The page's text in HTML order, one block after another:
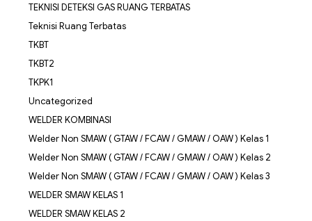
TEKNISI DETEKSI GAS RUANG TERBATAS
Teknisi Ruang Terbatas
TKBT
TKBT2
TKPK1
Uncategorized
WELDER KOMBINASI
Welder Non SMAW ( GTAW / FCAW / GMAW / OAW ) Kelas 1
Welder Non SMAW ( GTAW / FCAW / GMAW / OAW ) Kelas 2
Welder Non SMAW ( GTAW / FCAW / GMAW / OAW ) Kelas 3
WELDER SMAW KELAS 1
WELDER SMAW KELAS 2